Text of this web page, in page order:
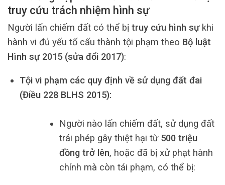
truy cứu trách nhiệm hình sự
Người lấn chiếm đất có thể bị truy cứu hình sựkhi
hành vi đủ yếu tố cấu thành tội phạm theo Bộ luật
Hình sự 2015 (sửa đổi 2017):
Tội vi phạm các quy định về sử dụng đất đai
(Điều 228 BLHS 2015):
Người nào lấn chiếm đất, sử dụng đất
trái phép gây thiệt hại từ 500 triệu
đồng trở lên, hoặc đã bị xử phạt hành
chính mà còn tái phạm, có thể bị: